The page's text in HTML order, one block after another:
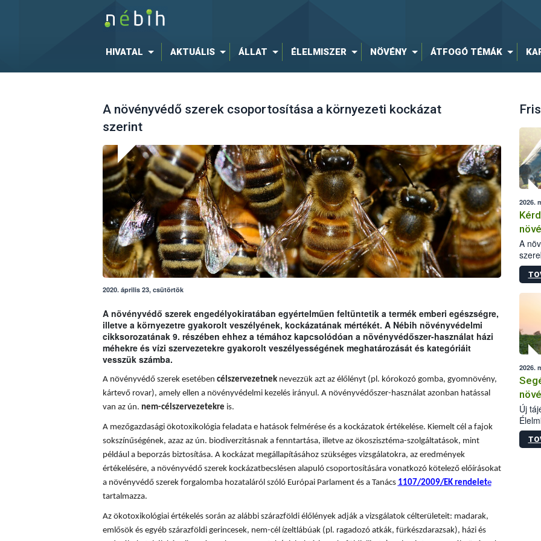
HIVATAL AKTUÁLIS ÁLLAT ÉLELMISZER NÖVÉNY ÁTFOGÓ TÉMÁK
A növényvédő szerek csoportosítása a környezeti kockázat
szerint
2020. április 23, csütörtök
A növényvédő szerek engedélyokiratában egyértelműen feltüntetik a termék emberi egészségre,
illetve a környezetre gyakorolt veszélyének, kockázatának mértékét. A Nébih növényvédelmi
cikksorozatának 9. részében ehhez a témához kapcsolódóan a növényvédőszer-használat házi
méhekre és vízi szervezetekre gyakorolt veszélyességének meghatározását és kategóriáit
vesszük számba.
A növényvédő szerek esetében célszervezetneknevezzük azt az élőlényt (pl. kórokozó gomba, gyomnövény,
kártevő rovar), amely ellen a növényvédelmi kezelés irányul. A növényvédőszer-használat azonban hatással
van az ún. nem-célszervezetekre is.
A mezőgazdasági ökotoxikológia feladata e hatások felmérése és a kockázatok értékelése. Kiemelt cél a fajok
sokszínűségének, azaz az ún. biodiverzitásnak a fenntartása, illetve az ökoszisztéma-szolgáltatások, mint
például a beporzás biztosítása. A kockázat megállapításához szükséges vizsgálatokra, az eredmények
értékelésére, a növényvédő szerek kockázatbecslésen alapuló csoportosítására vonatkozó kötelező előírásokat
a növényvédő szerek forgalomba hozataláról szóló Európai Parlament és a Tanács 1107/2009/EK rendelete
tartalmazza.
Az ökotoxikológiai értékelés során az alábbi szárazföldi élőlények adják a vizsgálatok célterületeit: madarak,
emlősök és egyéb szárazföldi gerincesek, nem-cél ízeltlábúak (pl. ragadozó atkák, fürkészdarazsak), házi és
2026.
A
kis
2026.
Új